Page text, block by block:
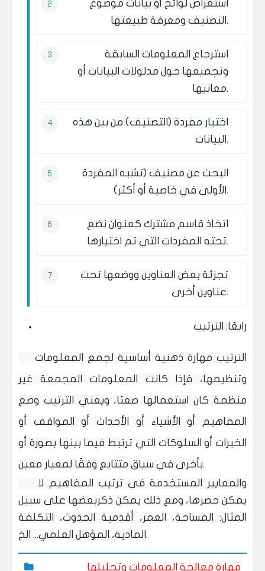
استعراض لوائح أو بيانات موضوع
التصنيف ومعرفة طبيعتها.
استرجاع المعلومات السابقة
وتجميعها حول مدلولات البيانات أو
معانيها.
اختيار مفردة (التصنيف) من بين هذه
البيانات.
البحث عن مصنيف (تشبه المفردة
الأولى في خاصية أو أكثر).
اتخاذ قاسم مشترك كعنوان نضع
تحته المفردات التي تم اختيارها.
تجزئة بعض العناوين ووضعها تحت
عناوين أخرى.
رابعًا: الترتيب
الترتيب مهارة ذهنية أساسية لجمع المعلومات
وتنظيمها، فإذا كانت المعلومات المجمعة غير
منظمة كان استعمالها صعبًا، ويعني الترتيب وضع
المفاهيم أو الأشياء أو الأحداث أو المواقف أو
الخبرات أو السلوكات التي ترتبط فيما بينها بصورة أو
بأخرى في سياق متتابع وفقًا لمعيار معين.
والمعايير المستخدمة في ترتيب المفاهيم لا
يمكن حصرها، ومع ذلك يمكن ذكربعضها على سبيل
المثال: المساحة، العمر، أقدمية الحدوث، التكلفة
المادية، المؤهل العلمي... الخ.
مهارة معالجة المعلومات وتحليلها